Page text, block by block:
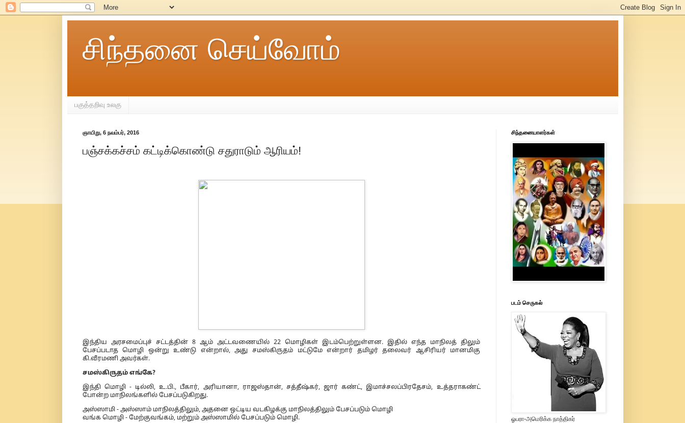
சிந்தனை செய்வோம்
பகுத்தறிவு உலகு
ஞாயிறு, 6 நவம்பர், 2016
பஞ்சக்கச்சம் கட்டிக்கொண்டு சதுராடும் ஆரியம்!
இந்திய அரசமைப்புச் சட்டத்தின் 8 ஆம் அட்டவணையில் 22 மொழிகள் இடம்பெற்றுள்ளன. இதில் எந்த மாநிலத் திலும்
பேசப்படாத மொழி ஒன்று உண்டு என்றால், அது சமஸ்கிருதம் மட்டுமே என்றார் தமிழர் தலைவர் ஆசிரியர் மானமிகு
கி.வீரமணி அவர்கள்.
சமஸ்கிருதம் எங்கே?
இந்தி மொழி - டில்லி, உ.பி., பீகார், அரியானா, ராஜஸ்தான், சத்தீஷ்கர், ஜார் கண்ட், இமாச்சலப்பிரதேசம், உத்தராகண்ட்
போன்ற மாநிலங்களில் பேசப்படுகிறது.
அஸ்ஸாமி - அஸ்ஸாம் மாநிலத்திலும், அதனை ஒட்டிய வடகிழக்கு மாநிலத்திலும் பேசப்படும் மொழி
வங்க மொழி - மேற்குவங்கம், மற்றும் அஸ்ஸாமில் பேசப்படும் மொழி.
சிந்தனையாளர்கள்
படம் செருகல்
ஓபரா-அமெரிக்க நாத்திகர்